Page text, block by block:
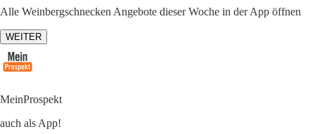
Alle Weinbergschnecken Angebote dieser Woche in der App öffnen
WEITER
MeinProspekt
auch als App!